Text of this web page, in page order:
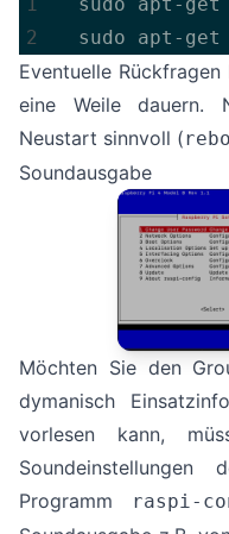
sudo apt-get
Eventuelle
eine Weile dauern.
Neustart sinnvoll (
Soundausgabe
Möchten Sie den
dymanisch
vorlesen kann,
Programm
raspi-